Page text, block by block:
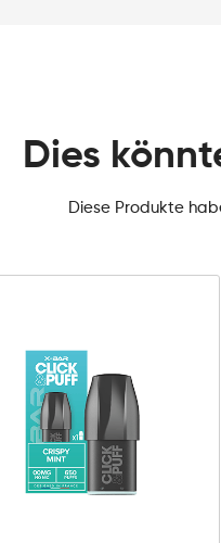
Dies
Diese Produkte